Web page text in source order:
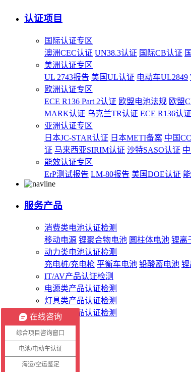
认证项目
国际认证专区
澳洲CEC认证 UN38.3认证 国际CB认证
美洲认证专区
UL 2743报告 美国UL认证 电动车UL2849
欧洲认证专区
ECE R136 Part 2认证 欧盟电池法规 欧盟
MARK认证 乌克兰TR认证 ECE R136认证
亚洲认证专区
日本JC-STAR认证 日本METI备案 中国
证 马来西亚SIRIM认证 沙特SASO认证
能效认证专区
ErP测试报告 LM-80报告 美国DOE认证
服务产品
消费类电池认证检测
移动电源 锂聚合物电池 圆柱体电池 锂离
动力类电池认证检测
充电桩/充电枪 平衡车电池 铅酸蓄电池 锂
IT/AV产品认证检测
电源类产品认证检测
灯具类产品认证检测
无线类产品认证检测
客服系统
客户登录
在线咨询
综合项目咨询窗口
电池/电动车认证
海运/空运鉴定